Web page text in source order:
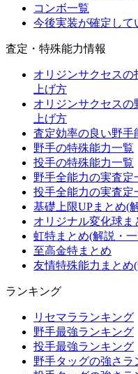
コンボ一覧
今後実装が確定して
査定・特殊能力情報
オリジンサクセス
上げ方
オリジンサクセス
上げ方
査定効率の良い野手
野手の特殊能力一覧
投手の特殊能力一覧
野手全能力の実査定
投手全能力の実査定
基礎上限UPまとめ(
オリジナル変化球
虹特まとめ(解説・
至高金特まとめ
友情特殊能力まとめ
ランキング
リセマラランキング
野手最強ランキング
投手最強ランキング
野手タッグの強さラ